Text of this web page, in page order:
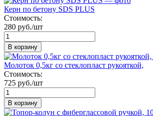
Керн по бетону SDS PLUS
Стоимость:
280 руб./шт
В корзину
Молоток 0,5кг со стеклопласт рукояткой,
Стоимость:
725 руб./шт
В корзину